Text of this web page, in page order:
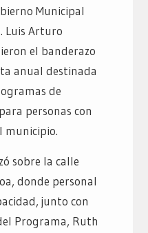
Municipal
Luis Arturo
el banderazo
anual destinada
de
personas con
municipio.
sobre la calle
donde personal
junto con
Programa, Ruth